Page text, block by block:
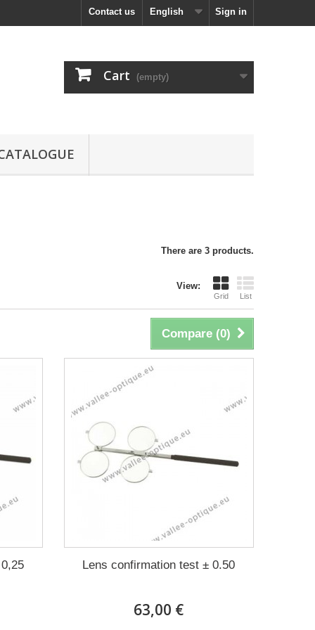
Sign in
English
Contact us
Cart (empty)
There are 3 products.
View:
Grid List
Compare (0)
Lens confirmation test ± 0.50
63,00 €